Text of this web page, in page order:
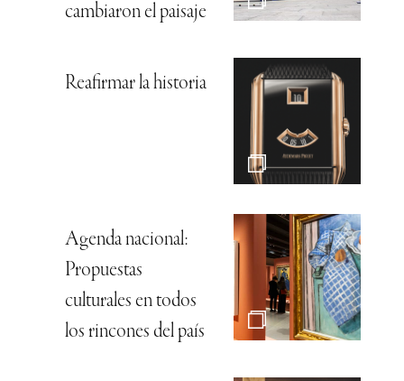
cambiaron el paisaje
Reafirmar la historia
Agenda nacional:
Propuestas
culturales en todos
los rincones del país